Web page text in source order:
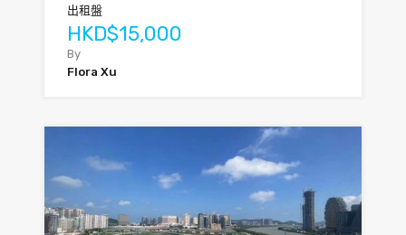
出租盤
HKD$15,000
By
Flora Xu